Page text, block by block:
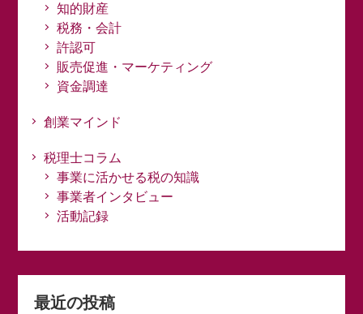
知的財産
税務・会計
許認可
販売促進・マーケティング
資金調達
創業マインド
税理士コラム
事業に活かせる税の知識
事業者インタビュー
活動記録
最近の投稿